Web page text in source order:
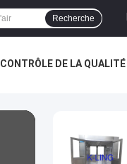
Recherche
CONTRÔLE DE LA QUALITÉ